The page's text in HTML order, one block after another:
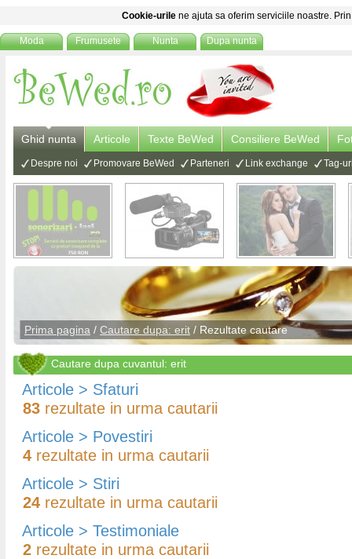
Cookie-urile ne ajuta sa oferim serviciile noastre.
Moda Frumusete Nunta Dupa nunta
Ghid nunta Articole Texte BeWed Consiliere BeWed
Despre noi Promovare BeWed Parteneri Link exchange Tag-
Prima pagina / Cautare dupa: erit / Rezultate cautare
Cautare dupa cuvantul: erit
Articole > Sfaturi
83 rezultate in urma cautarii
Articole > Povestiri
4 rezultate in urma cautarii
Articole > Stiri
24 rezultate in urma cautarii
Articole > Testimoniale
2 rezultate in urma cautarii